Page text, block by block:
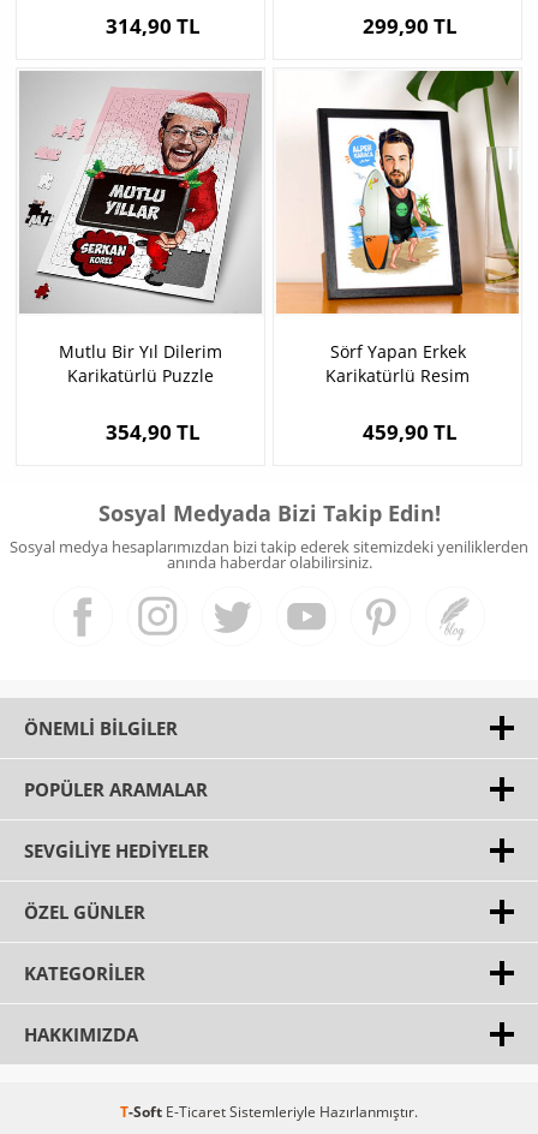
314,90 TL 299,90 TL
Mutlu Bir Yıl Dilerim
Karikatürlü Puzzle
354,90 TL
Sörf Yapan Erkek
Karikatürlü Resim
459,90 TL
Sosyal Medyada Bizi Takip Edin!
Sosyal medya hesaplarımızdan bizi takip ederek sitemizdeki yeniliklerden
anında haberdar olabilirsiniz.
ÖNEMLI BILGILER
POPÜLER ARAMALAR
SEVGILIYE HEDIYELER
ÖZEL GÜNLER
KATEGORILER
HAKKIMIZDA
T-Soft E-TicaretSistemleriyle Hazırlanmıştır.